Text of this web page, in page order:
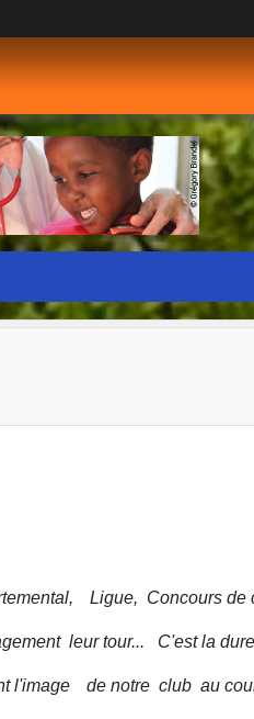
Ligue, Concours de
leur tour... C'est la
l'image de notre club au